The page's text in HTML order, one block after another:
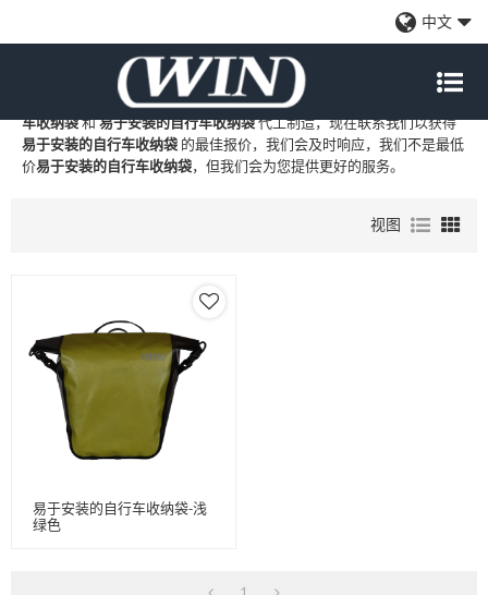
中文
易于安装的自行车收纳袋的专业中国制造商和供应商，我们提
易于安装的自行车收纳袋工厂、自有品牌
车收纳袋和易于安装的自行车收纳袋代工制造，现在联系我们以获得
易于安装的自行车收纳袋 的最佳报价，我们会及时响应，我们不是最低
价易于安装的自行车收纳袋，但我们会为您提供更好的服务。
视图
易于安装的自行车收纳袋-浅
绿色